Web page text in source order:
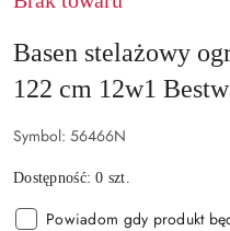
Basen stelażowy
122 cm 12w1
Symbol: 56466N
Dostępność:0 szt.
Powiadom gdy produkt